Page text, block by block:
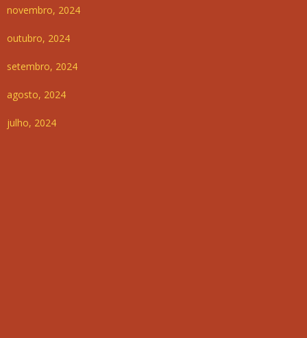
novembro, 2024
outubro, 2024
setembro, 2024
agosto, 2024
julho, 2024